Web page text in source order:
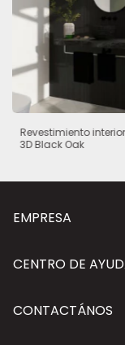
Revestimiento
3D Black Oak
EMPRESA
CENTRO DE
CONTACTÁNOS